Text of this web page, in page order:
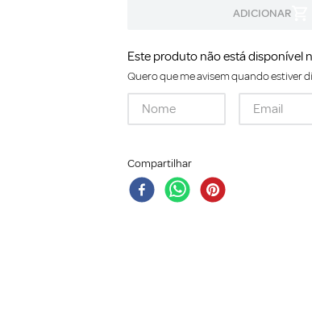
Este produto não está disponível
Quero que me avisem quando estiver
Compartilhar